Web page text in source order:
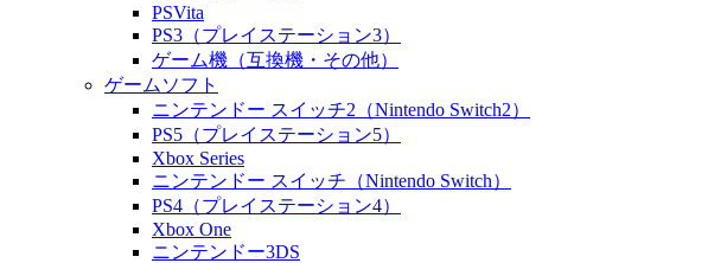
PSVita
PS3（プレイステーション3）
ゲーム機（互換機・その他）
ゲームソフト
ニンテンドー スイッチ2（Nintendo Switch2）
PS5（プレイステーション5）
Xbox Series
ニンテンドー スイッチ（Nintendo Switch）
PS4（プレイステーション4）
Xbox One
ニンテンドー3DS